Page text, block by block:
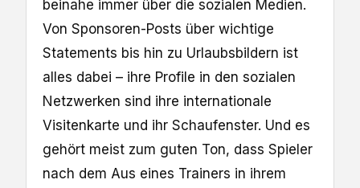
beinahe immer über die sozialen Medien.
Von Sponsoren-Posts über wichtige
Statements bis hin zu Urlaubsbildern ist
alles dabei – ihre Profile in den sozialen
Netzwerken sind ihre internationale
Visitenkarte und ihr Schaufenster. Und es
gehört meist zum guten Ton, dass Spieler
nach dem Aus eines Trainers in ihrem